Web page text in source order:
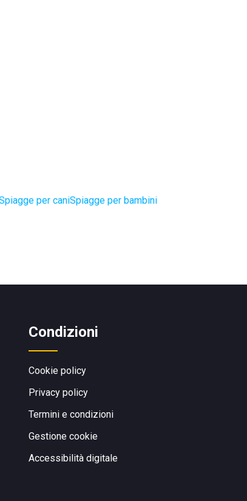
per caniSpiagge per bambini
Condizioni
Cookie policy
Privacy policy
Termini e condizioni
Gestione cookie
Accessibilità digitale